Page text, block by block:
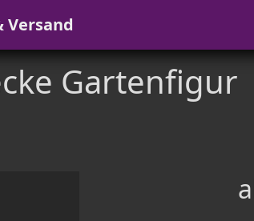
Versand
Gartenfigur